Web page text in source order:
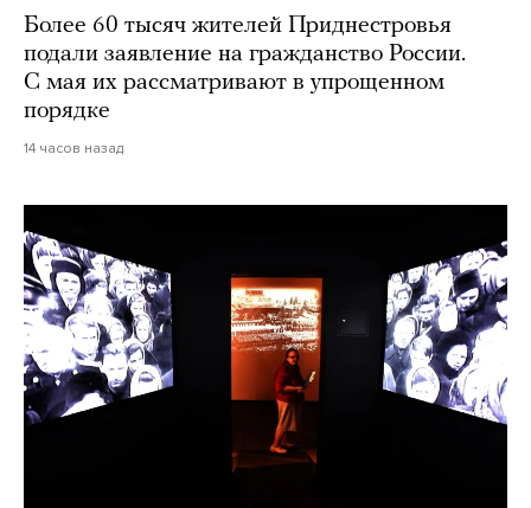
Более 60 тысяч жителей Приднестровья
подали заявление на гражданство России.
С мая их рассматривают в упрощенном
порядке
14 часов назад